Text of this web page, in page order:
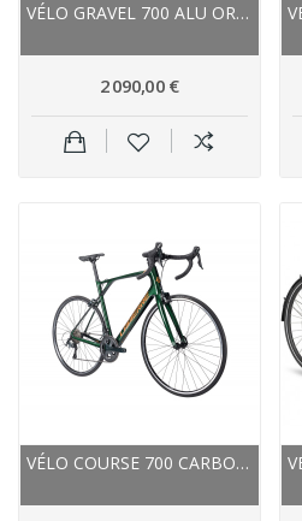
VÉLO GRAVEL 700 ALU ORANGE 2022 RX9 PRO
2 090,00 €
VÉLO COURSE 700 CARBONE - LAPIERRE 2022...